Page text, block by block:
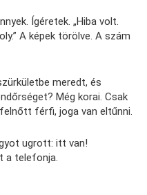
Ígéretek. „Hiba volt.
A képek törölve. A szám
meredt, és
Még korai. Csak
férfi, joga van eltűnni.
ugrott: itt van!
a telefonja.